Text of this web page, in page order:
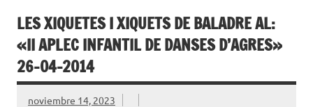
LES XIQUETES I XIQUETS DE BALADRE AL:
«II APLEC INFANTIL DE DANSES D’AGRES»
26-04-2014
noviembre 14, 2023